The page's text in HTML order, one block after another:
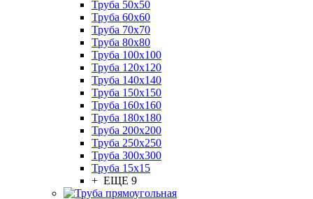
Труба 50x50
Труба 60x60
Труба 70x70
Труба 80x80
Труба 100x100
Труба 120x120
Труба 140x140
Труба 150x150
Труба 160x160
Труба 180x180
Труба 200x200
Труба 250x250
Труба 300x300
Труба 15x15
+ ЕЩЕ 9